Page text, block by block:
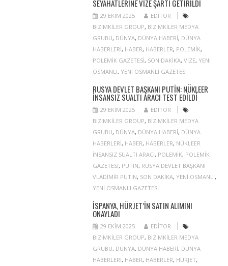
SEYAHATLERINE VIZE ŞARTI GETIRILDI
29 EKIM 2025
EDITOR
BIZIMKILER GROUP, BIZIMKILER MEDYA
GRUBU, DÜNYA, DÜNYA HABERI, DÜNYA
HABERLERI, HABER, HABERLER, POLEMIK,
POLEMIK GAZETESI, SON DAKIKA, VIZE, YENI
OSMANLI, YENI OSMANLI GAZETESI
RUSYA DEVLET BAŞKANI PUTIN: NÜKLEER
INSANSIZ SUALTI ARACI TEST EDILDI
29 EKIM 2025
EDITOR
BIZIMKILER GROUP, BIZIMKILER MEDYA
GRUBU, DÜNYA, DÜNYA HABERI, DÜNYA
HABERLERI, HABER, HABERLER, NÜKLEER
INSANSIZ SUALTI ARACI, POLEMIK, POLEMIK
GAZETESI, PUTIN, RUSYA DEVLET BAŞKANI
VLADIMIR PUTIN, SON DAKIKA, YENI OSMANLI,
YENI OSMANLI GAZETESI
İSPANYA, HÜRJET’IN SATIN ALIMINI
ONAYLADI
29 EKIM 2025
EDITOR
BIZIMKILER GROUP, BIZIMKILER MEDYA
GRUBU, DÜNYA, DÜNYA HABERI, DÜNYA
HABERLERI, HABER, HABERLER, HÜRJET,